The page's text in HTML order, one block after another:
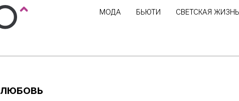
МОДА БЬЮТИ СВЕТСКАЯ ЖИЗНЬ
ЛЮБОВЬ